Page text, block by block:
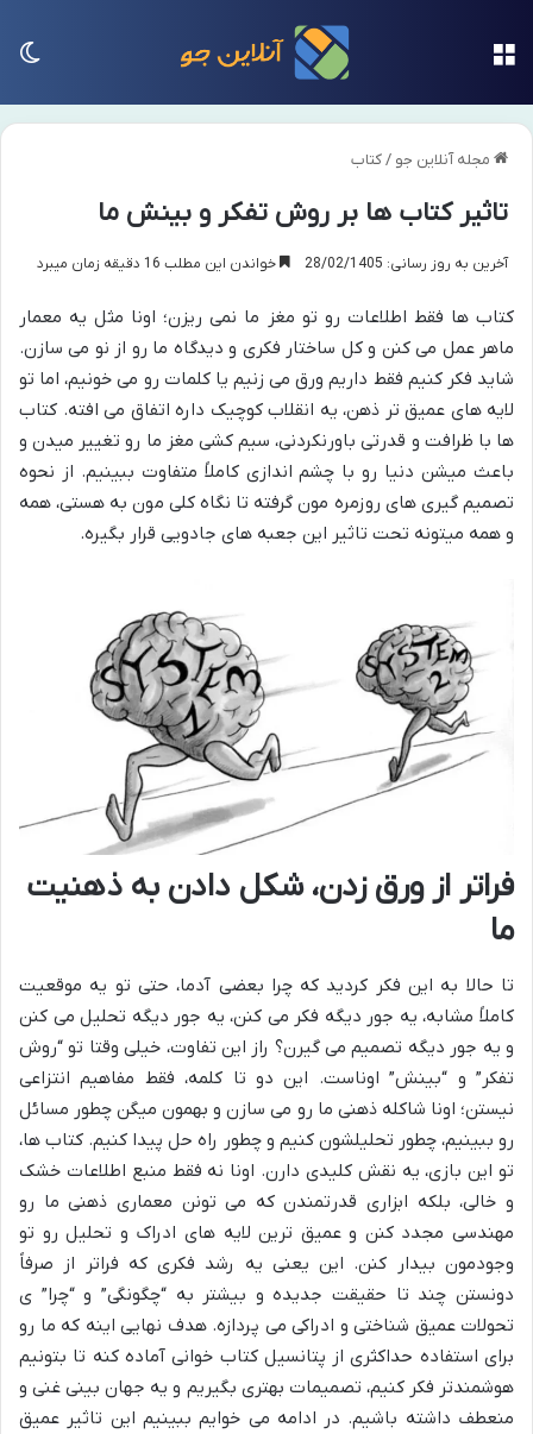
مجله آنلاین جو /کتاب
تاثیر کتاب ها بر روش تفکر و بینش ما
آخرین به روز رسانی: 28/02/1405 خواندن این مطلب 16 دقیقه زمان میبرد
کتاب ها فقط اطلاعات رو تو مغز ما نمی ریزن؛ اونا مثل یه معمار
ماهر عمل می کنن و کل ساختار فکری و دیدگاه ما رو از نو می سازن.
شاید فکر کنیم فقط داریم ورق می زنیم یا کلمات رو می خونیم، اما تو
لایه های عمیق تر ذهن، یه انقلاب کوچیک داره اتفاق می افته. کتاب
ها با ظرافت و قدرتی باورنکردنی، سیم کشی مغز ما رو تغییر میدن و
باعث میشن دنیا رو با چشم اندازی کاملاً متفاوت ببینیم. از نحوه
تصمیم گیری های روزمره مون گرفته تا نگاه کلی مون به هستی، همه
و همه میتونه تحت تاثیر این جعبه های جادویی قرار بگیره.
فراتر از ورق زدن، شکل دادن به ذهنیت
ما
تا حالا به این فکر کردید که چرا بعضی آدما، حتی تو یه موقعیت
کاملاً مشابه، یه جور دیگه فکر می کنن، یه جور دیگه تحلیل می کنن
و یه جور دیگه تصمیم می گیرن؟ راز این تفاوت، خیلی وقتا تو “روش
تفکر” و “بینش” اوناست. این دو تا کلمه، فقط مفاهیم انتزاعی
نیستن؛ اونا شاکله ذهنی ما رو می سازن و بهمون میگن چطور مسائل
رو ببینیم، چطور تحلیلشون کنیم و چطور راه حل پیدا کنیم. کتاب ها،
تو این بازی، یه نقش کلیدی دارن. اونا نه فقط منبع اطلاعات خشک
و خالی، بلکه ابزاری قدرتمندن که می تونن معماری ذهنی ما رو
مهندسی مجدد کنن و عمیق ترین لایه های ادراک و تحلیل رو تو
وجودمون بیدار کنن. این یعنی یه رشد فکری که فراتر از صرفاً
دونستن چند تا حقیقت جدیده و بیشتر به “چگونگی” و “چرا” ی
تحولات عمیق شناختی و ادراکی می پردازه. هدف نهایی اینه که ما رو
برای استفاده حداکثری از پتانسیل کتاب خوانی آماده کنه تا بتونیم
هوشمندتر فکر کنیم، تصمیمات بهتری بگیریم و یه جهان بینی غنی و
منعطف داشته باشیم. در ادامه می خوایم ببینیم این تاثیر عمیق